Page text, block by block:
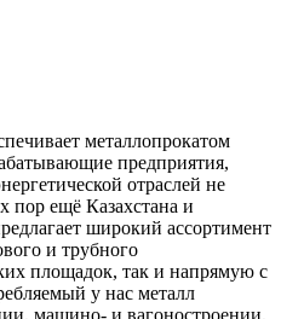
металлопрокатом
предприятия,
отраслей не
пор ещё Казахстана и
широкий ассортимент
и трубного
площадок, так и напрямую с
у нас металл
машино- и вагоностроении,